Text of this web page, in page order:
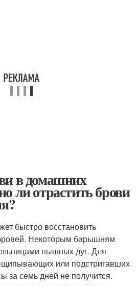
в домашних
ли отрастить брови
быстро восстановить
Некоторым барышням
пышных дуг. Для
или подстригавших
за семь дней не получится.